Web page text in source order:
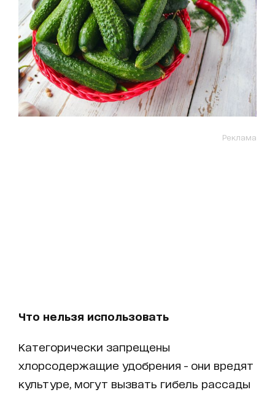
Реклама
Что нельзя использовать
Категорически запрещены
хлорсодержащие удобрения - они вредят
культуре, могут вызвать гибель рассады